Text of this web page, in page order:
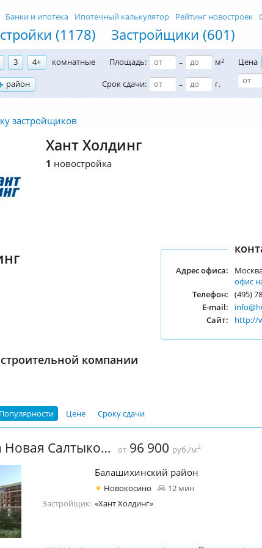
(1178) Застройщики (601)
Банки и ипотека Ипотечный калькулятор Рейтинг новостроек
3 4+
комнатные
район
Площадь: – м2
Срок сдачи: – г.
Цена
застройщиков
Хант Холдинг
1 новостройка
Адрес офиса:
офис
Телефон:
(495)
E-mail:
Сайт:
http://
компании
Популярности Цене Сроку сдачи
ЖК "Усадьба Новая Салтыковка" от 96 900 руб./м2
Балашихинский район
Новокосино
12 мин
Застройщик: «Хант Холдинг»